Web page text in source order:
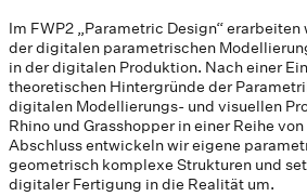
Im FWP2 „Parametric Design“
der digitalen parametrischen
in der digitalen Produktion. Nach einer
theoretischen Hintergründe der
digitalen Modellierungs- und visuellen
Rhino und Grasshopper in einer Reihe
Abschluss entwickeln wir eigene
geometrisch komplexe Strukturen und
digitaler Fertigung in die Realität um.